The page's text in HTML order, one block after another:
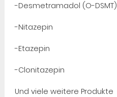
-Desmetramadol (O-DSMT)
-Nitazepin
-Etazepin
-Clonitazepin
Und viele weitere Produkte